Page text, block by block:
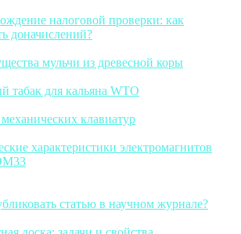
налоговой проверки: как
доначислений?
мульчи из древесной коры
табак для кальяна WTO
клавиатур
характеристики электромагнитов
статью в научном журнале?